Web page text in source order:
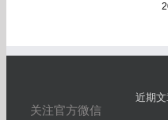
关注官方微信
近期